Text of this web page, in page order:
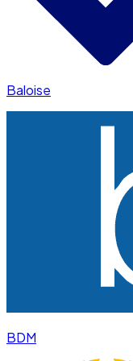
Baloise
BDM